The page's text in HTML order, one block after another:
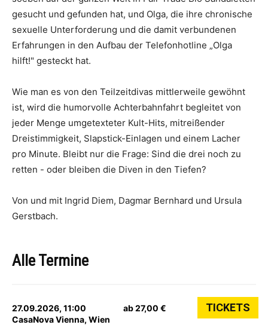
gesucht und gefunden hat, und Olga, die ihre chronische
sexuelle Unterforderung und die damit verbundenen
Erfahrungen in den Aufbau der Telefonhotline „Olga
hilft!" gesteckt hat.
Wie man es von den Teilzeitdivas mittlerweile gewöhnt
ist, wird die humorvolle Achterbahnfahrt begleitet von
jeder Menge umgetexteter Kult-Hits, mitreißender
Dreistimmigkeit, Slapstick-Einlagen und einem Lacher
pro Minute. Bleibt nur die Frage: Sind die drei noch zu
retten - oder bleiben die Diven in den Tiefen?
Von und mit Ingrid Diem, Dagmar Bernhard und Ursula
Gerstbach.
Alle Termine
27.09.2026, 11:00
CasaNova Vienna, Wien
ab 27,00 € TICKETS